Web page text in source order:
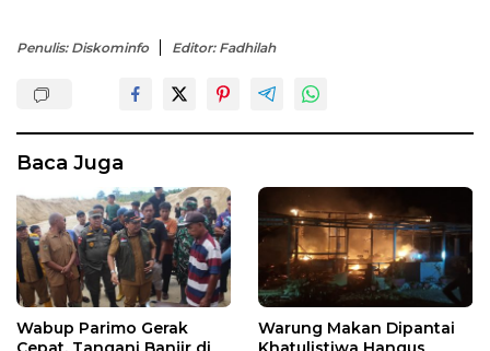
Penulis: Diskominfo Editor: Fadhilah
Baca Juga
Wabup Parimo Gerak
Warung Makan Dipantai